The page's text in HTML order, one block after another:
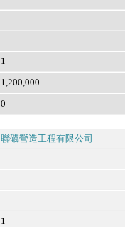
1
1,200,000
0
聯礪營造工程有限公司
1